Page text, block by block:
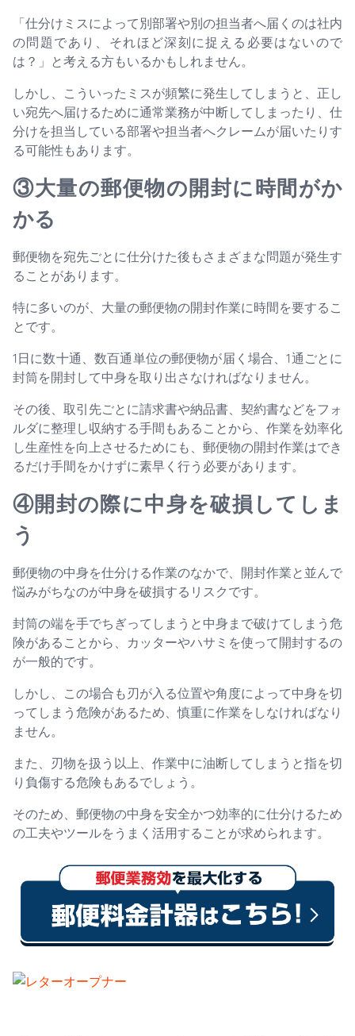
「仕分けミスによって別部署や別の担当者へ届くのは社内
の問題であり、それほど深刻に捉える必要はないので
は？」と考える方もいるかもしれません。
しかし、こういったミスが頻繁に発生してしまうと、正し
い宛先へ届けるために通常業務が中断してしまったり、仕
分けを担当している部署や担当者へクレームが届いたりす
る可能性もあります。
③大量の郵便物の開封に時間がか
かる
郵便物を宛先ごとに仕分けた後もさまざまな問題が発生す
ることがあります。
特に多いのが、大量の郵便物の開封作業に時間を要するこ
とです。
1日に数十通、数百通単位の郵便物が届く場合、1通ごとに
封筒を開封して中身を取り出さなければなりません。
その後、取引先ごとに請求書や納品書、契約書などをフォ
ルダに整理し収納する手間もあることから、作業を効率化
し生産性を向上させるためにも、郵便物の開封作業はでき
るだけ手間をかけずに素早く行う必要があります。
④開封の際に中身を破損してしま
う
郵便物の中身を仕分ける作業のなかで、開封作業と並んで
悩みがちなのが中身を破損するリスクです。
封筒の端を手でちぎってしまうと中身まで破けてしまう危
険があることから、カッターやハサミを使って開封するの
が一般的です。
しかし、この場合も刃が入る位置や角度によって中身を切
ってしまう危険があるため、慎重に作業をしなければなり
ません。
また、刃物を扱う以上、作業中に油断してしまうと指を切
り負傷する危険もあるでしょう。
そのため、郵便物の中身を安全かつ効率的に仕分けるため
の工夫やツールをうまく活用することが求められます。